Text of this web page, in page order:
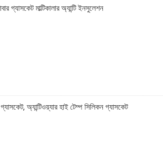
গ্যাসকেট মাল্টিকালার অ্যান্টি ইনসুলেশন
গ্যাসকেট, অ্যান্টিওয়্যার হাই টেম্প সিলিকন গ্যাসকেট